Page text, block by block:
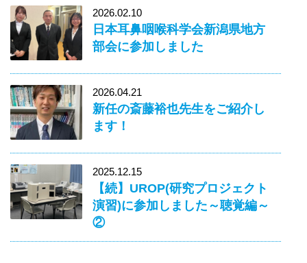
2026.02.10
日本耳鼻咽喉科学会新潟県地方
部会に参加しました
2026.04.21
新任の斎藤裕也先生をご紹介し
ます！
2025.12.15
【続】UROP(研究プロジェクト
演習)に参加しました～聴覚編～
②